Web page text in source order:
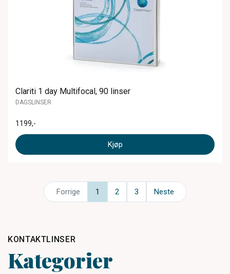
KONTAKTLINSER
Kategorier
Clariti 1 day Multifocal, 90 linser
DAGSLINSER
1199,-
Kjøp
Forrige 1 2 3 Neste